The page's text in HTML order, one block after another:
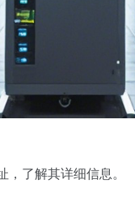
了解其详细信息。